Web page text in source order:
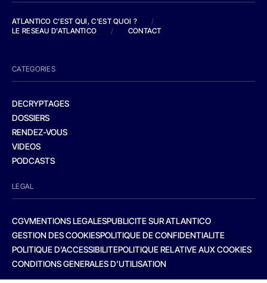
ATLANTICO C'EST QUI, C'EST QUOI ?
/
LE RESEAU D'ATLANTICO
/ CONTACT
CATEGORIES
DECRYPTAGES
DOSSIERS
RENDEZ-VOUS
VIDEOS
PODCASTS
LEGAL
CGVMENTIONS LEGALESPUBLICITE SUR ATLANTICO
GESTION DES COOKIESPOLITIQUE DE CONFIDENTIALITE
POLITIQUE D’ACCESSIBILITEPOLITIQUE RELATIVE AUX COOKIES
CONDITIONS GENERALES D’UTILISATION